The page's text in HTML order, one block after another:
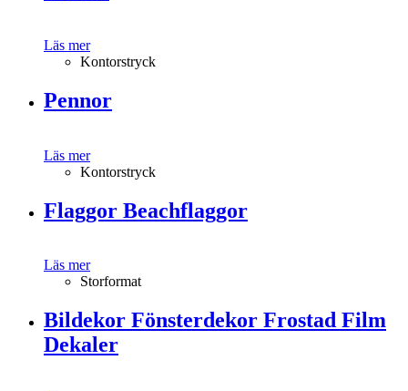
Läs mer
Kontorstryck
Pennor
Läs mer
Kontorstryck
Flaggor Beachflaggor
Läs mer
Storformat
Bildekor Fönsterdekor Frostad Film
Dekaler